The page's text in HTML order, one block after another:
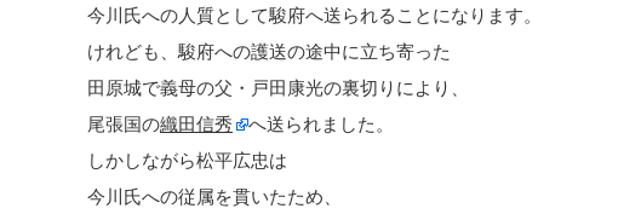
今川氏への人質として駿府へ送られることになります。
けれども、駿府への護送の途中に立ち寄った
田原城で義母の父・戸田康光の裏切りにより、
尾張国の織田信秀
へ送られました。
しかしながら松平広忠は
今川氏への従属を貫いたため、